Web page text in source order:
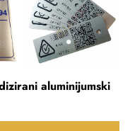
aluminijumski